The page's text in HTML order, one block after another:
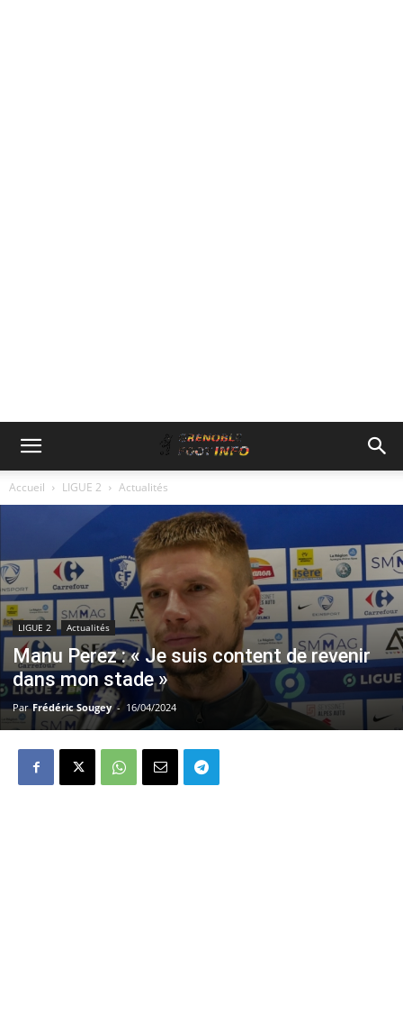
Accueil LIGUE 2 Actualités
LIGUE 2 Actualités
Manu Perez : « Je suis content de revenir
dans mon stade »
Par Frédéric Sougey - 16/04/2024